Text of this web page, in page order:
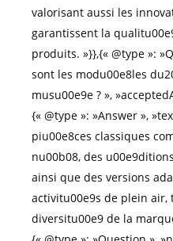
valorisant aussi les
garantissent la
produits. »}},{« @type »:
sont les modu00e8les
musu00e9e ? »,
{« @type »: »Answer »,
piu00e8ces classiques
nu00b08, des
ainsi que des versions
activitu00e9s de plein air,
diversitu00e9 de la